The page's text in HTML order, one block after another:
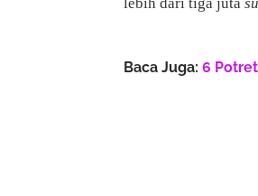
Baca Juga: 6